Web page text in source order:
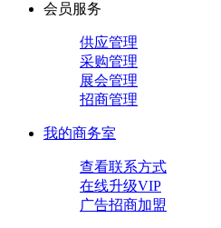
会员服务
供应管理
采购管理
展会管理
招商管理
我的商务室
查看联系方式
在线升级VIP
广告招商加盟